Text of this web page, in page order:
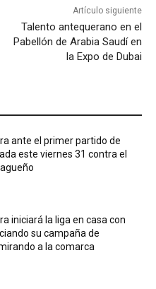
Artículo siguiente
Talento antequerano en el
Pabellón de Arabia Saudí en
la Expo de Dubai
ante el primer partido de
este viernes 31 contra el
iniciará la liga en casa con
su campaña de
a la comarca